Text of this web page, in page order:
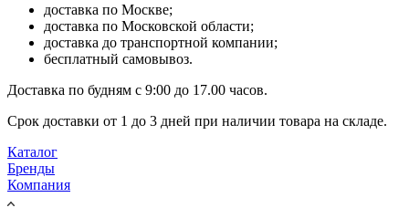
доставка по Москве;
доставка по Московской области;
доставка до транспортной компании;
бесплатный самовывоз.
Доставка по будням с 9:00 до 17.00 часов.
Срок доставки от 1 до 3 дней при наличии товара на складе.
Каталог
Бренды
Компания